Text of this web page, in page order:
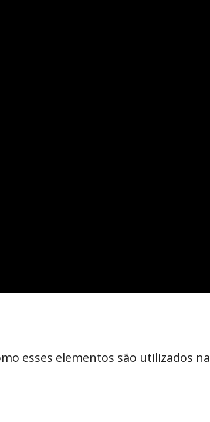
esses elementos são utilizados na